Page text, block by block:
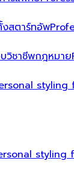
งสตาร์ทอัพ
วิชาชีพกฎหมาย
styling
styling